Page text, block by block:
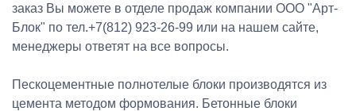
заказ Вы можете в отделе продаж компании ООО "Арт-
Блок" по тел.+7(812) 923-26-99 или на нашем сайте,
менеджеры ответят на все вопросы.
Пескоцементные полнотелые блоки производятся из
цемента методом формования. Бетонные блоки